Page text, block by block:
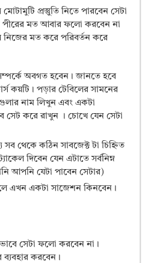
প্রস্তুুতি নিতে পারবেন সেটা
পীরের মত আবার ফলো করবেন না
নিজের মত করে পরিবর্তন করে
অবগত হবেন। জানতে হবে
কয়টি। পড়ার টেবিলের সামনের
নাম লিখুন এবং একটা
সেট করে রাখুন । চোখে যেন সেটা
সব থেকে কঠিন সাবজেক্ট টা চিহ্নিত
দিবেন যেন এটাতে সর্বনিম্ন
আপনি যেটা পাবেন সেটার)
এখন একটা সাজেশন কিনবেন।
সেটা ফলো করবেন না।
করবেন।